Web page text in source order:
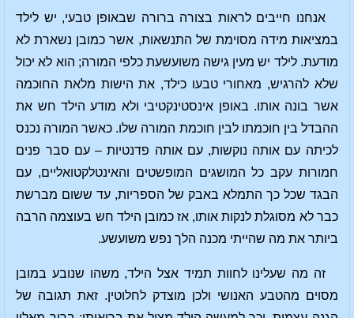
אנחנו חייבים לראות בצורה ברורה שבאופן טבעי, יש לילד
במציאות מידה מסוימת של התנשאות, אשר כמובן נשארת לא
מודעת. לילד יש מעין גישה משועשעת כלפי המורה; הוא לא יכול
שלא להרגיש, מאחורי טבעו כילד, את הישות מלאת החוכמה
אשר בונה אותו. באופן אינסטינקטיבי ולא מודע הילד חש את
ההבדל בין חוכמתו לבין חוכמת המורה שלו. כאשר המורה נכנס
לכיתה עם אותה נוקשות, עם אותה פדנטיות – עם סבר פנים
חמורות עקב כל המושגים המופשטים והאינטלקטואליים, עם
הבגד שכל כך התמלא באבק של הספריות, עד ששום מברשת
כבר לא מסוגלת לנקות אותו, אז כמובן הילד חש בעוצמה הרבה
ביותר את מה שהייתי מכנה הלך נפש משועשע.
זה מה שעלינו לחוות תמיד אצל הילד, משהו שנובע במובן
מסוים מהטבע האנושי ולכן מוצדק לחלוטין. זאת תגובה של